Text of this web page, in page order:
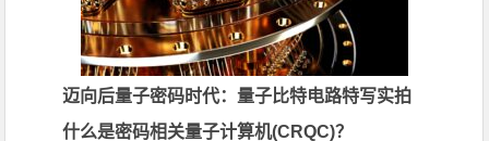
迈向后量子密码时代：量子比特电路特写实拍
什么是密码相关量子计算机(CRQC)？